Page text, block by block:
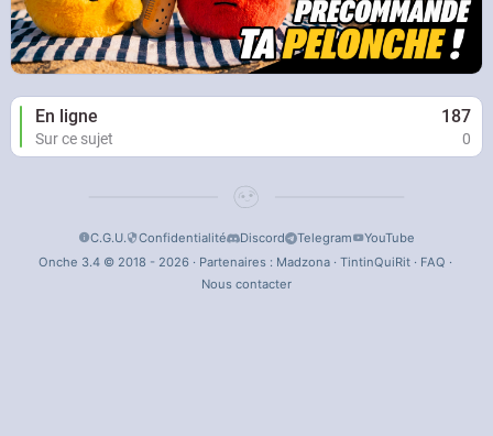
En ligne 187
Sur ce sujet 0
C.G.U. Confidentialité Discord Telegram
YouTube
Onche 3.4 © 2018 - 2026 · Partenaires : Madzona· TintinQuiRit· FAQ ·
Nous contacter